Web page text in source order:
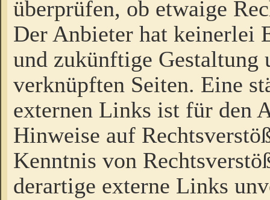
überprüfen, ob etwaige
Der Anbieter hat keinerlei
und zukünftige Gestaltung
verknüpften Seiten. Eine
externen Links ist für den
Hinweise auf
Kenntnis von
derartige externe Links